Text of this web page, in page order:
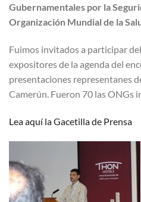
Gubernamentales por la
Organización Mundial de la
Fuimos invitados a participar
expositores de la agenda del
presentaciones representanes
Camerún. Fueron 70 las ONGs
Lea aquí la Gacetilla de Prensa